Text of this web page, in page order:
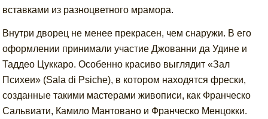
вставками из разноцветного мрамора.
Внутри дворец не менее прекрасен, чем снаружи. В его
оформлении принимали участие Джованни да Удине и
Таддео Цуккаро. Особенно красиво выглядит «Зал
Психеи» (Sala di Psiche), в котором находятся фрески,
созданные такими мастерами живописи, как Франческо
Сальвиати, Камило Мантовано и Франческо Менцокки.